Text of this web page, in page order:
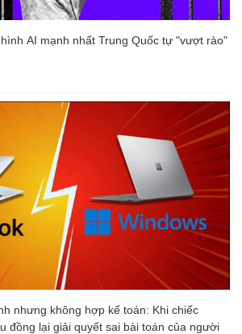
AI mạnh nhất Trung Quốc tự "vượt rào"
nhưng không hợp kế toán: Khi chiếc
đồng lại giải quyết sai bài toán của người